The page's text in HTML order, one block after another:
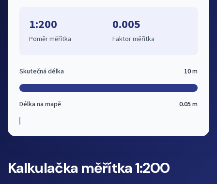
Kalkulačka měřítka 1:200
1:200
Poměr měřítka
0.005
Faktor měřítka
Skutečná délka 10 m
Délka na mapě 0.05 m